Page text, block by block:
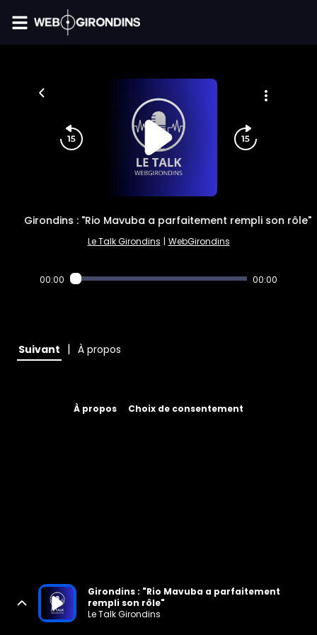
Girondins : "Rio Mavuba a parfaitement rempli son rôle"
Le Talk Girondins | WebGirondins
00:00 00:00
Suivant | À propos
À propos Choix de consentement
Girondins : "Rio Mavuba a parfaitement
rempli son rôle"
Le Talk Girondins